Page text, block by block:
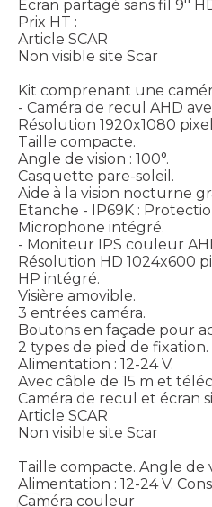
Écran partagé sans fil 9''
Prix HT :
Article SCAR
Non visible site Scar
Kit comprenant une
- Caméra de recul AHD
Résolution 1920x1080
Taille compacte.
Angle de vision : 100°.
Casquette pare-soleil.
Aide à la vision nocturne
Etanche - IP69K :
Microphone intégré.
- Moniteur IPS couleur
Résolution HD 1024x600
HP intégré.
Visière amovible.
3 entrées caméra.
Boutons en façade pour
2 types de pied de fixation.
Alimentation : 12-24 V.
Avec câble de 15 m et
Caméra de recul et écran
Article SCAR
Non visible site Scar
Taille compacte. Angle de
Alimentation : 12-24 V.
Caméra couleur